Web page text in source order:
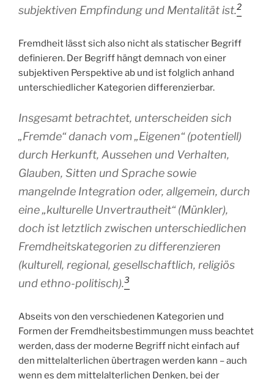
subjektiven Empfindung und Mentalität ist.2
Fremdheit lässt sich also nicht als statischer Begriff
definieren. Der Begriff hängt demnach von einer
subjektiven Perspektive ab und ist folglich anhand
unterschiedlicher Kategorien differenzierbar.
Insgesamt betrachtet, unterscheiden sich
„Fremde“ danach vom „Eigenen“ (potentiell)
durch Herkunft, Aussehen und Verhalten,
Glauben, Sitten und Sprache sowie
mangelnde Integration oder, allgemein, durch
eine „kulturelle Unvertrautheit“ (Münkler),
doch ist letztlich zwischen unterschiedlichen
Fremdheitskategorien zu differenzieren
(kulturell, regional, gesellschaftlich, religiös
und ethno-politisch).3
Abseits von den verschiedenen Kategorien und
Formen der Fremdheitsbestimmungen muss beachtet
werden, dass der moderne Begriff nicht einfach auf
den mittelalterlichen übertragen werden kann – auch
wenn es dem mittelalterlichen Denken, bei der